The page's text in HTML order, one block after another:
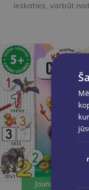
Ieskaties, varbūt
Jaunums